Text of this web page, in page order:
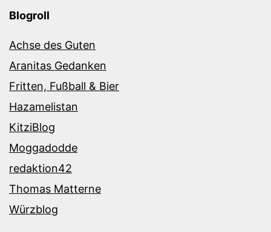
Blogroll
Achse des Guten
Aranitas Gedanken
Fritten, Fußball & Bier
Hazamelistan
KitziBlog
Moggadodde
redaktion42
Thomas Matterne
Würzblog